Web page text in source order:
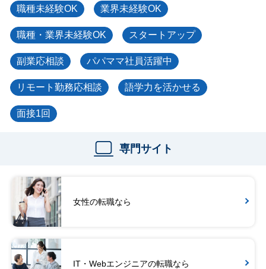
職種未経験OK 業界未経験OK
職種・業界未経験OK スタートアップ
副業応相談 パパママ社員活躍中
リモート勤務応相談 語学力を活かせる
面接1回
専門サイト
女性の転職なら
IT・Webエンジニアの転職なら